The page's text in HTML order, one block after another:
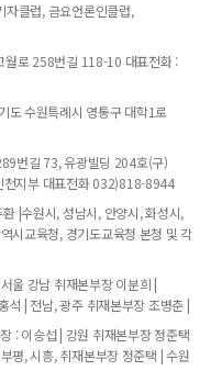
클럽, 금요언론인클럽,
월로 258번길 118-10 대표전화 :
도 수원특례시 영통구 대학1로
번길 73, 유광빌딩 204호(구)
천지부 대표전화 032)818-8944
|수원시, 성남시, 안양시, 화성시,
시교육청, 경기도교육청 본청 및 각
울 강남 취재본부장 이분희 |
| 전남, 광주 취재본부장 조병춘 |
: 이승섭 | 강원 취재본부장 정준택
평, 시흥, 취재본부장 정준택 | 수원